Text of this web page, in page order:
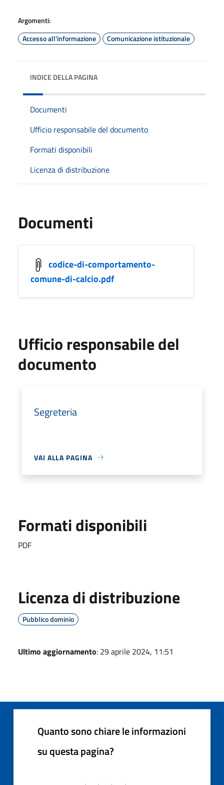
Argomenti:
Accesso all'informazione
Comunicazione istituzionale
INDICE DELLA PAGINA
Documenti
Ufficio responsabile del documento
Formati disponibili
Licenza di distribuzione
Documenti
codice-di-comportamento-
comune-di-calcio.pdf
Ufficio responsabile del
documento
Segreteria
VAI ALLA PAGINA
Formati disponibili
PDF
Licenza di distribuzione
Pubblico dominio
Ultimo aggiornamento: 29 aprile 2024, 11:51
Quanto sono chiare le informazioni
su questa pagina?